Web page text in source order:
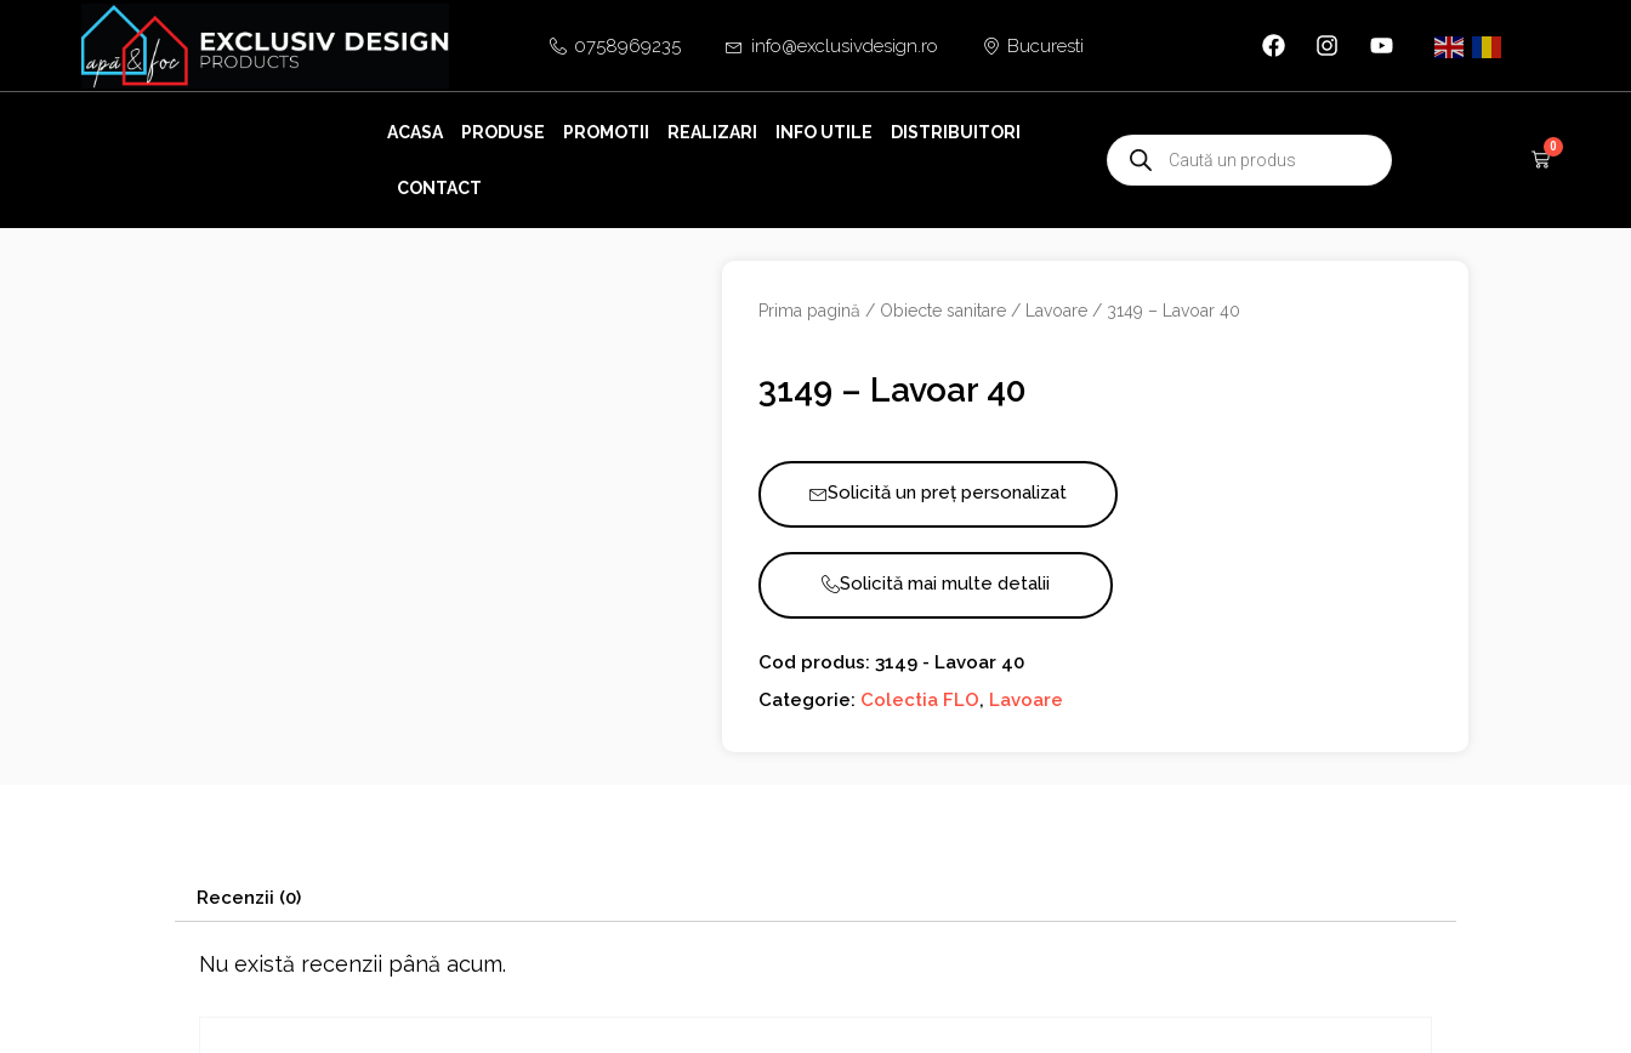
content
0758969235 info@exclusivdesign.ro Bucuresti
ACASA PRODUSE PROMOTII REALIZARI INFO UTILE DISTRIBUITORI
CONTACT
Products
search
0
Cart
Prima pagină / Obiecte sanitare / Lavoare / 3149 – Lavoar 40
3149 – Lavoar 40
Solicită un preț personalizat
Solicită mai multe detalii
Cod produs: 3149 - Lavoar 40
Categorie: Colectia FLO, Lavoare
Recenzii (0)
Nu există recenzii până acum.